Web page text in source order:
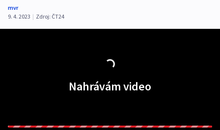
mvr
9. 4. 2023 | Zdroj: ČT24
Nahrávám video